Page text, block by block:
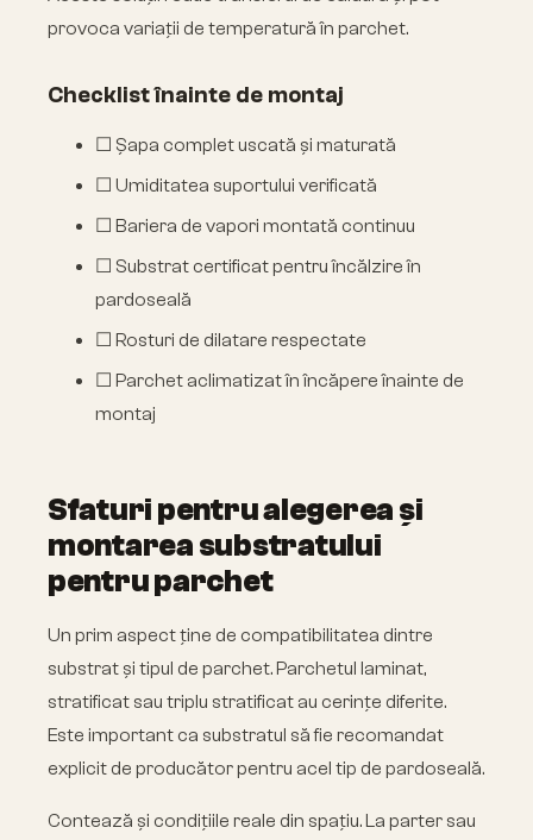
provoca variații de temperatură în parchet.
Checklist înainte de montaj
☐ Șapa complet uscată și maturată
☐ Umiditatea suportului verificată
☐ Bariera de vapori montată continuu
☐ Substrat certificat pentru încălzire în
pardoseală
☐ Rosturi de dilatare respectate
☐ Parchet aclimatizat în încăpere înainte de
montaj
Sfaturi pentru alegerea și
montarea substratului
pentru parchet
Un prim aspect ține de compatibilitatea dintre
substrat și tipul de parchet. Parchetul laminat,
stratificat sau triplu stratificat au cerințe diferite.
Este important ca substratul să fie recomandat
explicit de producător pentru acel tip de pardoseală.
Contează și condițiile reale din spațiu. La parter sau